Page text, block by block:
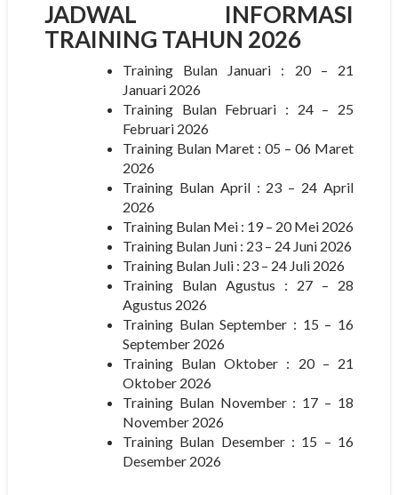
JADWAL INFORMASI
TRAINING TAHUN 2026
Training Bulan Januari : 20 – 21
Januari 2026
Training Bulan Februari : 24 – 25
Februari 2026
Training Bulan Maret : 05 – 06 Maret
2026
Training Bulan April : 23 – 24 April
2026
Training Bulan Mei : 19 – 20 Mei 2026
Training Bulan Juni : 23 – 24 Juni 2026
Training Bulan Juli : 23 – 24 Juli 2026
Training Bulan Agustus : 27 – 28
Agustus 2026
Training Bulan September : 15 – 16
September 2026
Training Bulan Oktober : 20 – 21
Oktober 2026
Training Bulan November : 17 – 18
November 2026
Training Bulan Desember : 15 – 16
Desember 2026